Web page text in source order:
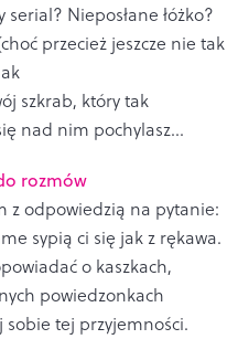
Nieposłane łóżko?
przecież jeszcze nie tak
szkrab, który tak
nad nim pochylasz...
rozmów
z odpowiedzią na pytanie:
sypią ci się jak z rękawa.
o kaszkach,
powiedzonkach
tej przyjemności.